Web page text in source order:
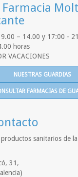
9.00 – 14.00 y 17:00 -
horas
VACACIONES
NUESTRAS GUARDIAS
FARMACIAS DE
sanitarios de
31,